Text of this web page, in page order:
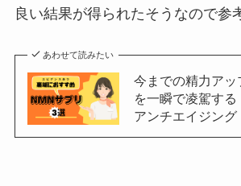
良い結果が得られたそうなので参
あわせて読みたい
今までの精力アッ
を一瞬で凌駕する
アンチエイジング